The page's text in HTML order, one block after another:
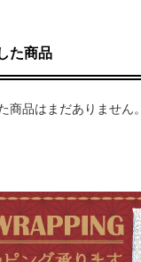
た商品
商品はまだありません。